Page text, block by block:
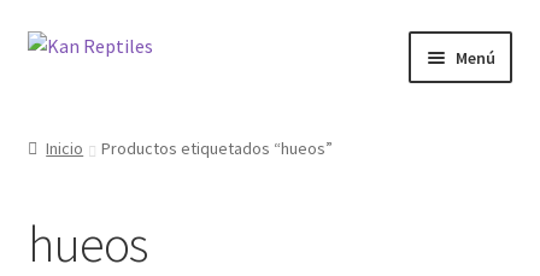
Ir
Ir
Menú
Blog
Inicio Productos etiquetados “hueos”
hueos